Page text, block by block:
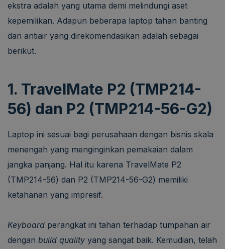
ekstra adalah yang utama demi melindungi aset
kepemilikan. Adapun beberapa laptop tahan banting
dan antiair yang direkomendasikan adalah sebagai
berikut.
1. TravelMate P2 (TMP214-
56) dan P2 (TMP214-56-G2)
Laptop ini sesuai bagi perusahaan dengan bisnis skala
menengah yang menginginkan pemakaian dalam
jangka panjang. Hal itu karena TravelMate P2
(TMP214-56) dan P2 (TMP214-56-G2) memiliki
ketahanan yang impresif.
Keyboard perangkat ini tahan terhadap tumpahan air
dengan build quality yang sangat baik. Kemudian, telah